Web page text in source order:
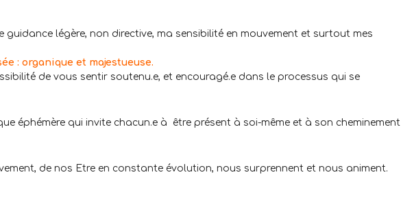
guidance légère, non directive, ma sensibilité en mouvement et surtout mes
: organique et majestueuse.
de vous sentir soutenu.e, et encouragé.e dans le processus qui se
éphémère qui invite chacun.e à être présent à soi-même et à son cheminement
de nos Etre en constante évolution, nous surprennent et nous animent.